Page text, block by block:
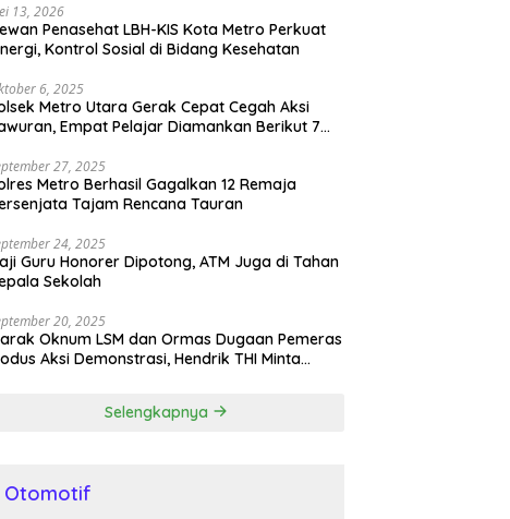
13, 2026
Penasehat LBH-KIS Kota Metro Perkuat
Kontrol Sosial di Bidang Kesehatan
6, 2025
Metro Utara Gerak Cepat Cegah Aksi
Empat Pelajar Diamankan Berikut 7
27, 2025
Metro Berhasil Gagalkan 12 Remaja
Tajam Rencana Tauran
24, 2025
Guru Honorer Dipotong, ATM Juga di Tahan
Sekolah
20, 2025
Oknum LSM dan Ormas Dugaan Pemeras
Aksi Demonstrasi, Hendrik THI Minta
Selengkapnya
Otomotif